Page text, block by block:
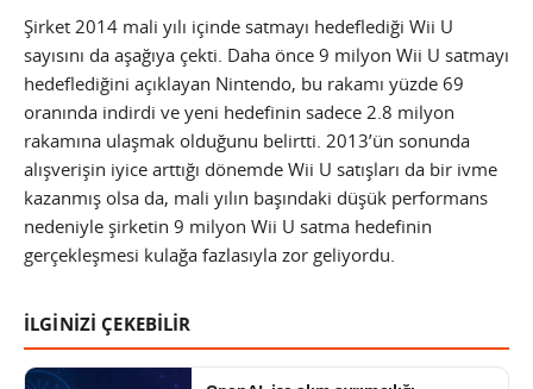
Şirket 2014 mali yılı içinde satmayı hedeflediği Wii U
sayısını da aşağıya çekti. Daha önce 9 milyon Wii U satmayı
hedeflediğini açıklayan Nintendo, bu rakamı yüzde 69
oranında indirdi ve yeni hedefinin sadece 2.8 milyon
rakamına ulaşmak olduğunu belirtti. 2013’ün sonunda
alışverişin iyice arttığı dönemde Wii U satışları da bir ivme
kazanmış olsa da, mali yılın başındaki düşük performans
nedeniyle şirketin 9 milyon Wii U satma hedefinin
gerçekleşmesi kulağa fazlasıyla zor geliyordu.
İLGİNİZİ ÇEKEBİLİR